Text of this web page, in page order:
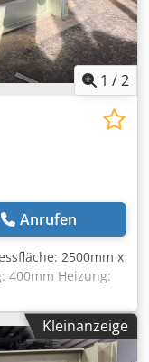
1 /2
Anrufen
2500mm x
400mm Heizung:
eloxiert
der Zylinder:
3000 mmKleinanzeige